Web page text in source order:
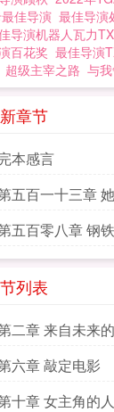
佳导演 最佳导演
导演机器人瓦力
百花奖 最佳导演
超级主宰之路 与
章节
本感言
五百一十三章
五百零八章 钢铁
列表
二章 来自未来
六章 敲定电影
十章 女主角的